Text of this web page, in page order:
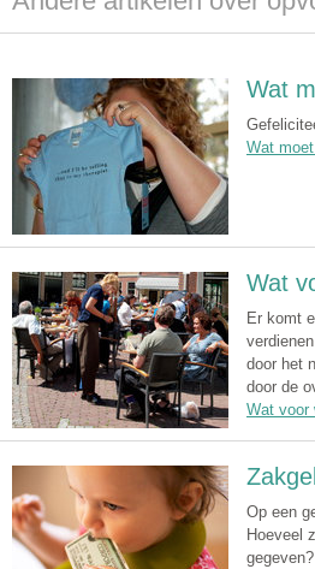
Wat
Wat
Wat
Er komt
door het
door de
Wat voor
Op een
Hoeveel
gegeven?